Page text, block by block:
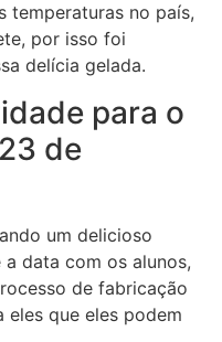
temperaturas no país,
por isso foi
delícia gelada.
para o
de
um delicioso
data com os alunos,
de fabricação
eles que eles podem